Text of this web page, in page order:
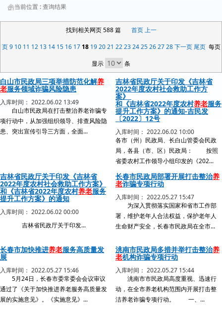
当前位置 :查询结果
找到相关网页 588 篇 首页 上一
页 9 10 11 12 13 14 15 16 17 18 19 20 21 22 23 24 25 26 27 28 下一页 尾页每页
显示
条
白山市民政局三项举措防范化解养
老服务领域诈骗风险隐患
入库时间： 2022.06.02 13:49
白山市民政局在打击整治养老诈骗专
项行动中，从加强组织领导、排查风险隐
患、突出宣传引导三方面，全面...
吉林省民政厅关于印发《吉林省
2022年度农村社会救助工作方
案》
和《吉林省2022年度农村养老服务
提升工作方案》的通知-吉民发
〔2022〕12号
入库时间： 2022.06.02 10:00
各市（州）民政局、长白山管委会民政
局，各县（市、区）民政局： 按照
省委农村工作领导小组印发的《202...
吉林省民政厅关于印发《吉林省
2022年度农村社会救助工作方案》
和《吉林省2022年度农村养老服务
提升工作方案》的通知
入库时间： 2022.06.02 00:00
吉林省民政厅关于印发...
长春市民政局部署开展打击整治养
老诈骗专项行动
入库时间： 2022.05.27 15:47
为深入贯彻落实国家和省市工作部
署，维护老年人合法权益，保护老年人
生命财产安全，长春市民政局在全市...
长春市加快推进养老服务高质量发
展
入库时间： 2022.05.27 15:46
5月24日，长春市委常委会会议审议
通过了《关于加快推进养老服务高质量发
展的实施意见》。《实施意见》...
洮南市民政局多措并举打击整治养
老机构诈骗专项行动
入库时间： 2022.05.27 15:44
洮南市市民政局高度重视、迅速行
动，在全市养老机构范围内开展打击整
洁养老诈骗专项行动。 一、...